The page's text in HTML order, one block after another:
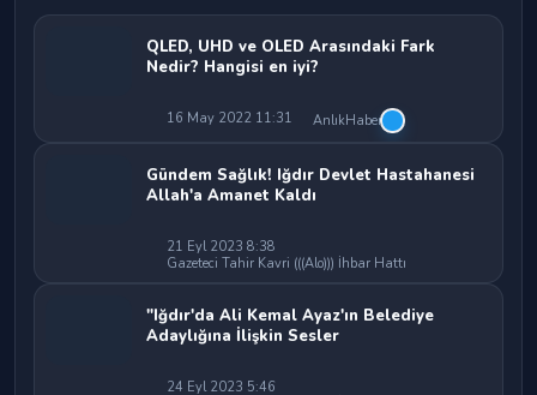
QLED, UHD ve OLED Arasındaki Fark
Nedir? Hangisi en iyi?
16 May 2022 11:31 AnlıkHaber
Gündem Sağlık! Iğdır Devlet Hastahanesi
Allah'a Amanet Kaldı
21 Eyl 2023 8:38
Gazeteci Tahir Kavri (((Alo))) İhbar Hattı
"Iğdır'da Ali Kemal Ayaz'ın Belediye
Adaylığına İlişkin Sesler
24 Eyl 2023 5:46